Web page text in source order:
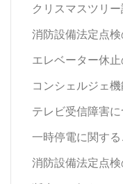
クリスマスツリ
消防設備法定点
エレベーター休
コンシェルジェ
テレビ受信障害に
一時停電に関す
消防設備法定点